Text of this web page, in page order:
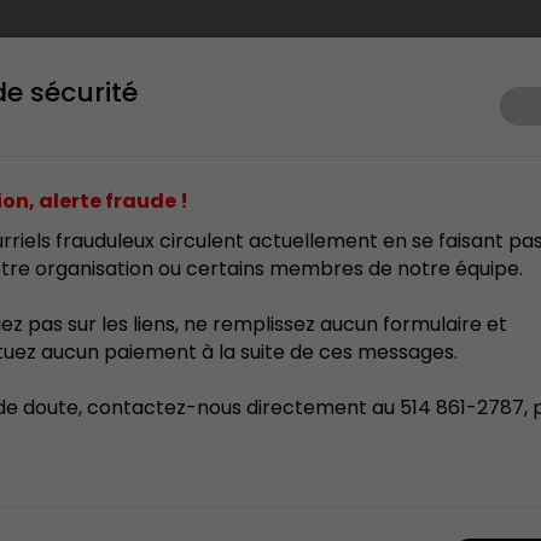
sécurité
alerte fraude !
frauduleux circulent actuellement en se faisant
organisation ou certains membres de notre équipe.
pas sur les liens, ne remplissez aucun formulaire et
aucun paiement à la suite de ces messages.
doute, contactez-nous directement au 514 861-2787,
Prix d’excellence